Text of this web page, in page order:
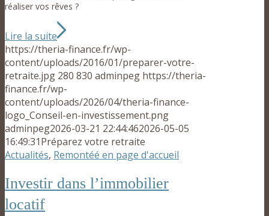
réaliser vos rêves ?
Lire la suite
https://theria-finance.fr/wp-
content/uploads/2016/01/preparer-votre-
retraite.jpg 280 830 adminpeg https://theria-
finance.fr/wp-
content/uploads/2026/04/theria-finance-
logo_Conseil-en-investissement.png
adminpeg2026-03-21 22:44:462026-05-05
16:49:31Préparez votre retraite
Actualités, Remontéé en page d'accueil
Investir dans l’immobilier
locatif